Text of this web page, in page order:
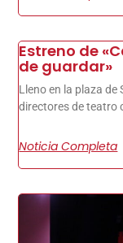
Estreno de
de guardar»
Lleno en la plaza de
directores de teatro
Noticia Completa